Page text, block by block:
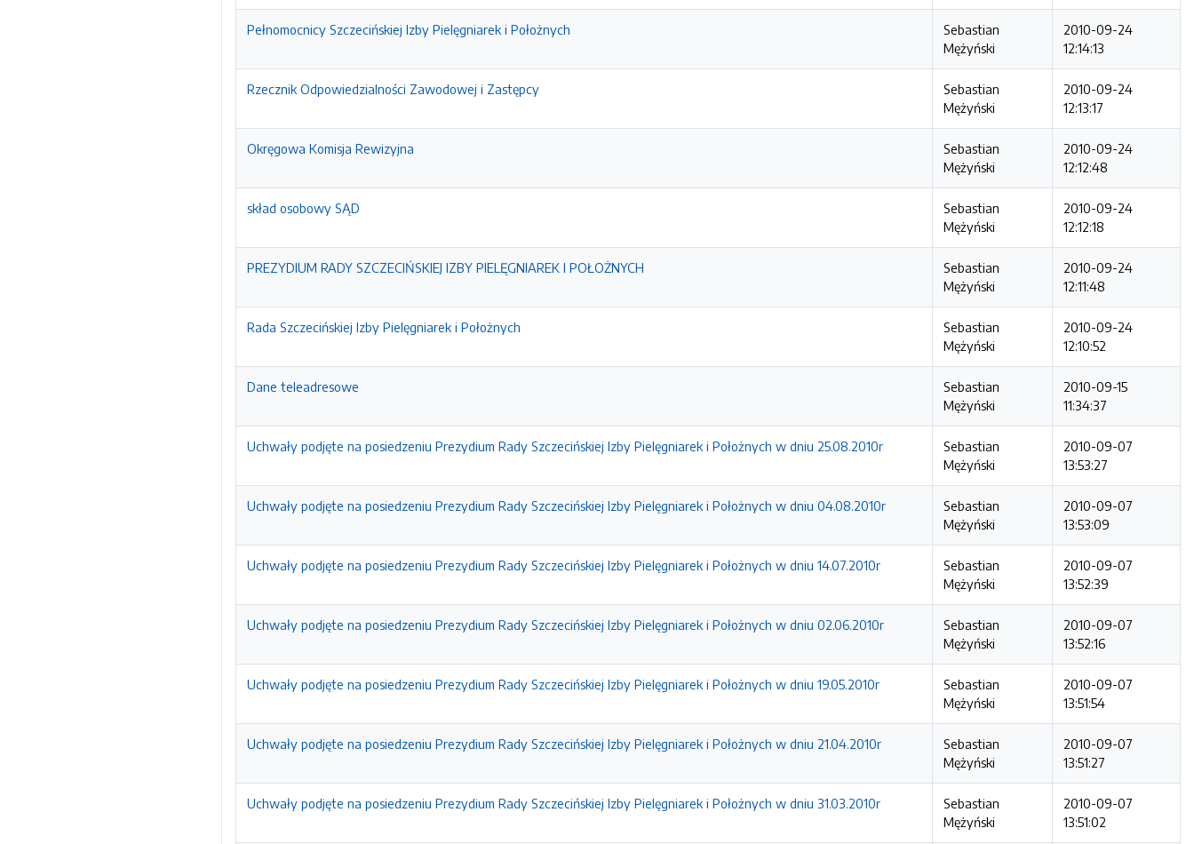
Pełnomocnicy Szczecińskiej Izby Pielęgniarek i Położnych
Sebastian
Mężyński
2010-09-24
12:14:13
Rzecznik Odpowiedzialności Zawodowej i Zastępcy
Sebastian
Mężyński
2010-09-24
12:13:17
Okręgowa Komisja Rewizyjna
Sebastian
Mężyński
2010-09-24
12:12:48
skład osobowy SĄD
Sebastian
Mężyński
2010-09-24
12:12:18
PREZYDIUM RADY SZCZECIŃSKIEJ IZBY PIELĘGNIAREK I POŁOŻNYCH
Sebastian
Mężyński
2010-09-24
12:11:48
Rada Szczecińskiej Izby Pielęgniarek i Położnych
Sebastian
Mężyński
2010-09-24
12:10:52
Dane teleadresowe
Sebastian
Mężyński
2010-09-15
11:34:37
Uchwały podjęte na posiedzeniu Prezydium Rady Szczecińskiej Izby Pielęgniarek i Położnych w dniu 25.08.2010r
Sebastian
Mężyński
2010-09-07
13:53:27
Uchwały podjęte na posiedzeniu Prezydium Rady Szczecińskiej Izby Pielęgniarek i Położnych w dniu 04.08.2010r
Sebastian
Mężyński
2010-09-07
13:53:09
Uchwały podjęte na posiedzeniu Prezydium Rady Szczecińskiej Izby Pielęgniarek i Położnych w dniu 14.07.2010r
Sebastian
Mężyński
2010-09-07
13:52:39
Uchwały podjęte na posiedzeniu Prezydium Rady Szczecińskiej Izby Pielęgniarek i Położnych w dniu 02.06.2010r
Sebastian
Mężyński
2010-09-07
13:52:16
Uchwały podjęte na posiedzeniu Prezydium Rady Szczecińskiej Izby Pielęgniarek i Położnych w dniu 19.05.2010r
Sebastian
Mężyński
2010-09-07
13:51:54
Uchwały podjęte na posiedzeniu Prezydium Rady Szczecińskiej Izby Pielęgniarek i Położnych w dniu 21.04.2010r
Sebastian
Mężyński
2010-09-07
13:51:27
Uchwały podjęte na posiedzeniu Prezydium Rady Szczecińskiej Izby Pielęgniarek i Położnych w dniu 31.03.2010r
Sebastian
Mężyński
2010-09-07
13:51:02